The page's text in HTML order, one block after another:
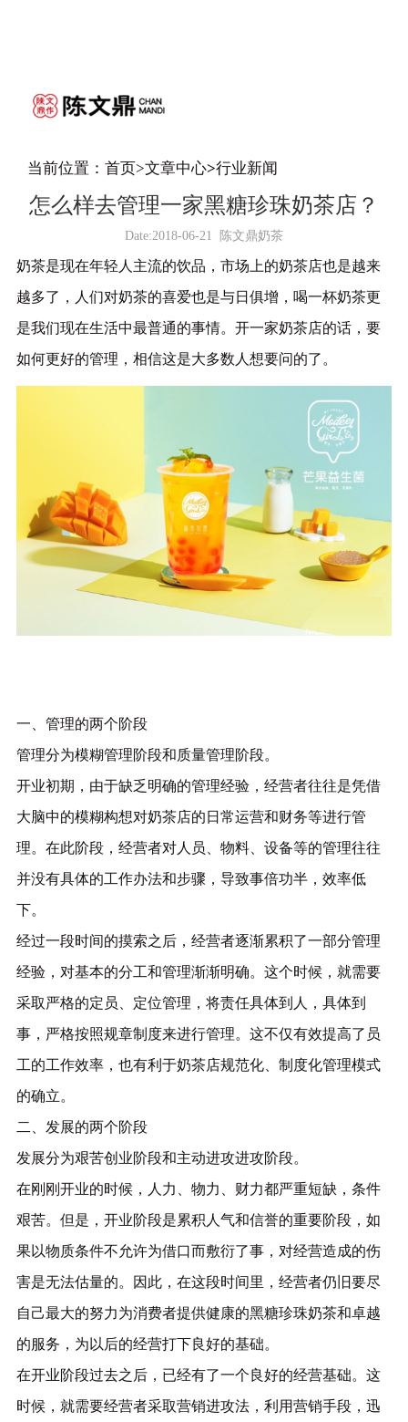
当前位置： 首页>文章中心>行业新闻
怎么样去管理一家黑糖珍珠奶茶店？
Date:2018-06-21 陈文鼎奶茶
奶茶是现在年轻人主流的饮品，市场上的奶茶店也是越来
越多了，人们对奶茶的喜爱也是与日俱增，喝一杯奶茶更
是我们现在生活中最普通的事情。开一家奶茶店的话，要
如何更好的管理，相信这是大多数人想要问的了。
一、管理的两个阶段
管理分为模糊管理阶段和质量管理阶段。
开业初期，由于缺乏明确的管理经验，经营者往往是凭借
大脑中的模糊构想对奶茶店的日常运营和财务等进行管
理。在此阶段，经营者对人员、物料、设备等的管理往往
并没有具体的工作办法和步骤，导致事倍功半，效率低
下。
经过一段时间的摸索之后，经营者逐渐累积了一部分管理
经验，对基本的分工和管理渐渐明确。这个时候，就需要
采取严格的定员、定位管理，将责任具体到人，具体到
事，严格按照规章制度来进行管理。这不仅有效提高了员
工的工作效率，也有利于奶茶店规范化、制度化管理模式
的确立。
二、发展的两个阶段
发展分为艰苦创业阶段和主动进攻进攻阶段。
在刚刚开业的时候，人力、物力、财力都严重短缺，条件
艰苦。但是，开业阶段是累积人气和信誉的重要阶段，如
果以物质条件不允许为借口而敷衍了事，对经营造成的伤
害是无法估量的。因此，在这段时间里，经营者仍旧要尽
自己最大的努力为消费者提供健康的黑糖珍珠奶茶和卓越
的服务，为以后的经营打下良好的基础。
在开业阶段过去之后，已经有了一个良好的经营基础。这
时候，就需要经营者采取营销进攻法，利用营销手段，迅